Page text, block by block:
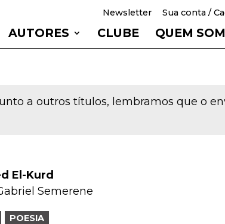
Newsletter Sua conta /
AUTORES CLUBE QUEM
a outros títulos, lembramos que o
El-Kurd
Semerene
POESIA